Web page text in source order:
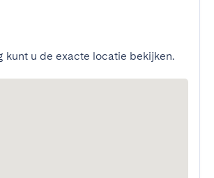
kunt u de exacte locatie bekijken.